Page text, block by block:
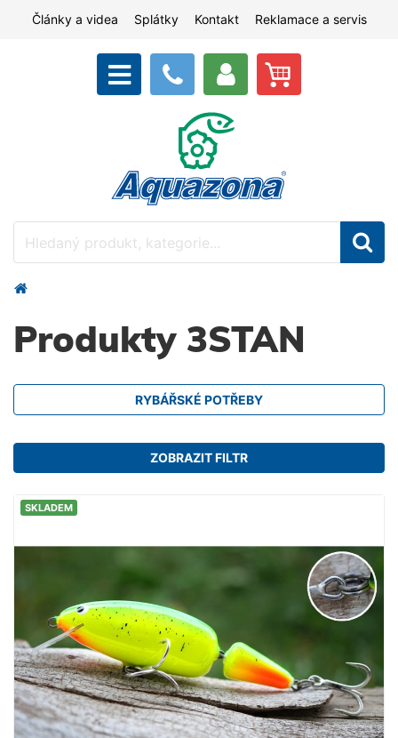
Články a videa Splátky Kontakt Reklamace a servis
Produkty 3STAN
RYBÁŘSKÉ POTŘEBY
ZOBRAZIT FILTR
SKLADEM